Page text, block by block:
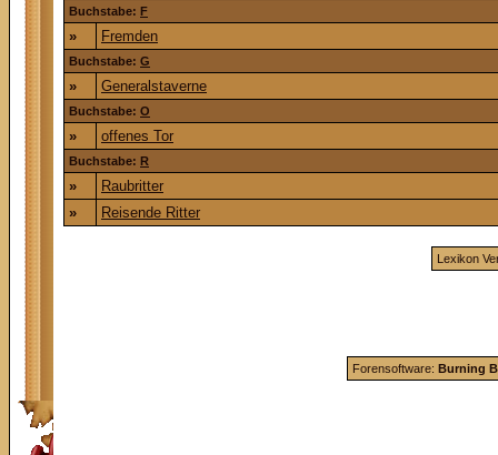
Buchstabe: F
» Fremden
Buchstabe: G
» Generalstaverne
Buchstabe: O
» offenes Tor
Buchstabe: R
»
Raubritter
»
Reisende Ritter
Lexikon
Forensoftware: Burning